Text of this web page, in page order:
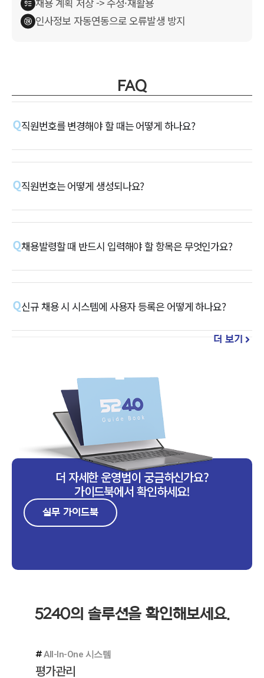
인사정보 자동연동으로 오류발생 방지
FAQ
직원번호를 변경해야 할 때는 어떻게 하나요?
직원번호는 어떻게 생성되나요?
채용발령할 때 반드시 입력해야 할 항목은 무엇인가요?
신규 채용 시 시스템에 사용자 등록은 어떻게 하나요?
더 보기
더 자세한 운영법이 궁금하신가요?
가이드북에서 확인하세요!
실무 가이드북
5240의 솔루션을 확인해보세요.
All-In-One 시스템
평가관리